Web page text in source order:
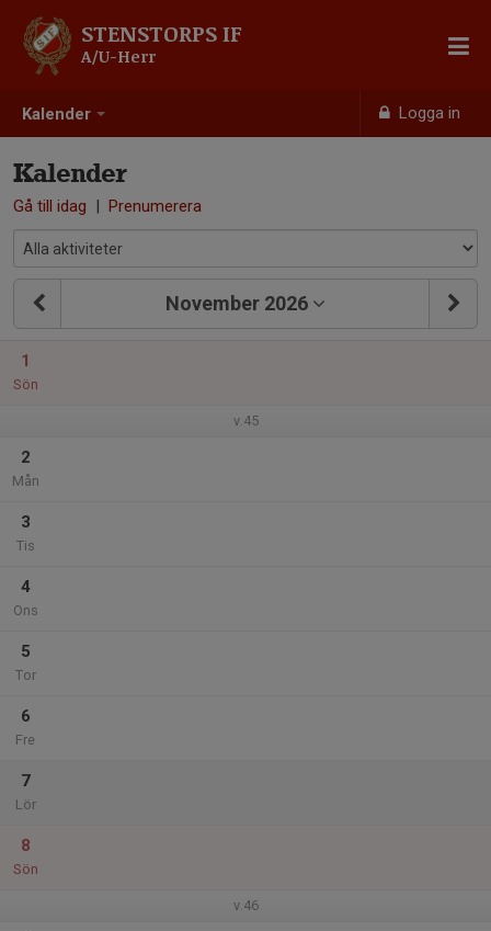
Kalender Logga in
STENSTORPS IF
A/U-Herr
Kalender
Gå till idag | Prenumerera
November 2026
1
Sön
v.45
2
Mån
3
Tis
4
Ons
5
Tor
6
Fre
7
Lör
8
Sön
v.46